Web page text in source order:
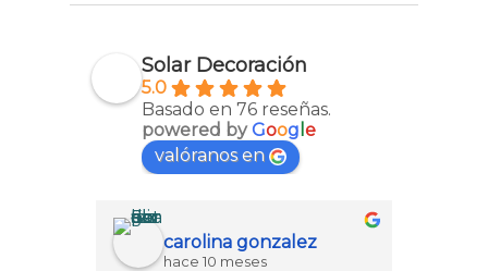
Solar Decoración
5.0
Basado en 76 reseñas.
powered byGoog le
valóranos en
carolina gonzalez
hace 10 meses